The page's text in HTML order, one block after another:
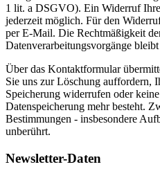
1 lit. a DSGVO). Ein Widerruf
jederzeit möglich. Für den
per E-Mail. Die Rechtmäßigkeit
Datenverarbeitungsvorgänge
Über das Kontaktformular
Sie uns zur Löschung auffordern,
Speicherung widerrufen oder
Datenspeicherung mehr besteht.
Bestimmungen - insbesondere
unberührt.
Newsletter-Daten